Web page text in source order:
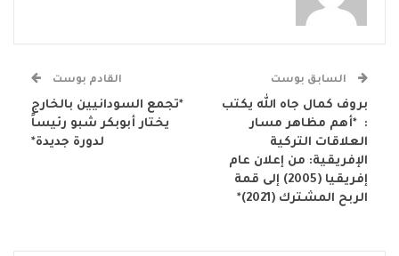
السابق بوست
بروف كمال جاه الله يكتب
: *أهم مظاهر مسار
العلاقات التركية
الإفريقية: من إعلان عام
إفريقيا (2005) إلى قمة
الربح المشترك (2021)*
القادم بوست
*تجمع السودانيين بالخارج
يختار أبوبكر شبو رئيساً
لدورة جديدة*